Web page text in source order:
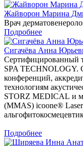
Жайворон Марина
Врач
Подробнее
Сигачёва Анна
Сертифицированный
SPA TECHNOLOGY.
конференций,
технологиям
STORZ MEDICAL и
(MMAS) icoone®
Подробнее